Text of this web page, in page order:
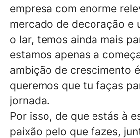
empresa com enorme
mercado de decoração e
o lar, temos ainda mais
estamos apenas a
ambição de crescimento
queremos que tu faças
jornada.
Por isso, de que estás à
paixão pelo que fazes,